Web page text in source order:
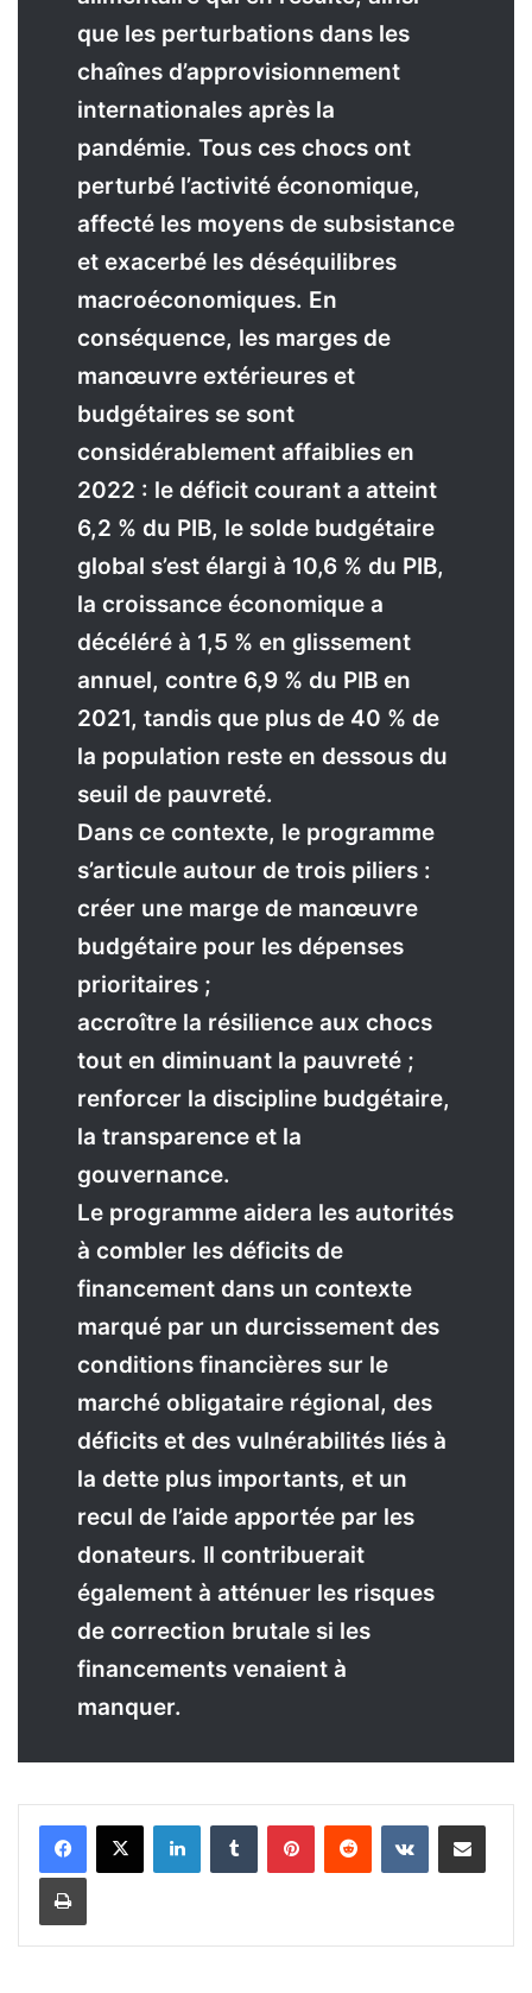
que les perturbations dans les
chaînes d’approvisionnement
internationales après la
pandémie. Tous ces chocs ont
perturbé l’activité économique,
affecté les moyens de subsistance
et exacerbé les déséquilibres
macroéconomiques. En
conséquence, les marges de
manœuvre extérieures et
budgétaires se sont
considérablement affaiblies en
2022 : le déficit courant a atteint
6,2 % du PIB, le solde budgétaire
global s’est élargi à 10,6 % du PIB,
la croissance économique a
décéléré à 1,5 % en glissement
annuel, contre 6,9 % du PIB en
2021, tandis que plus de 40 % de
la population reste en dessous du
seuil de pauvreté.
Dans ce contexte, le programme
s’articule autour de trois piliers :
créer une marge de manœuvre
budgétaire pour les dépenses
prioritaires ;
accroître la résilience aux chocs
tout en diminuant la pauvreté ;
renforcer la discipline budgétaire,
la transparence et la
gouvernance.
Le programme aidera les autorités
à combler les déficits de
financement dans un contexte
marqué par un durcissement des
conditions financières sur le
marché obligataire régional, des
déficits et des vulnérabilités liés à
la dette plus importants, et un
recul de l’aide apportée par les
donateurs. Il contribuerait
également à atténuer les risques
de correction brutale si les
financements venaient à
manquer.